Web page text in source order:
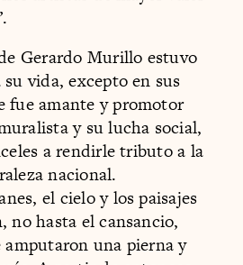
Gerardo Murillo estuvo
vida, excepto en sus
fue amante y promotor
y su lucha social,
a rendirle tributo a la
nacional.
el cielo y los paisajes
no hasta el cansancio,
amputaron una pierna y